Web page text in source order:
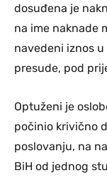
dosuđena je
na ime naknade
navedeni iznos
presude, pod
Optuženi je
počinio krivično
poslovanju, na
BiH od jednog